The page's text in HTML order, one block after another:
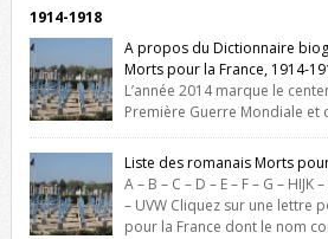
1914-1918
A propos du Dictionnaire
Morts pour la France, 1914-
L’année 2014 marque le
Première Guerre Mondiale et
biographique veut rendre hommage aux
France durant ce conflit. La base de cette
constituée des noms gravés sur les
l’Hôtel de Ville, du lycée du Dauphiné et du
Liste des romanais Morts
A – B – C – D – E – F – G – HIJK
– UVW Cliquez sur une lettre
pour la France dont le nom